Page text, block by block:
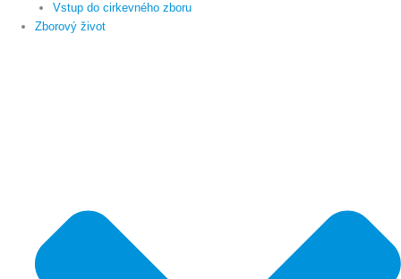
Vstup do cirkevného zboru
Zborový život